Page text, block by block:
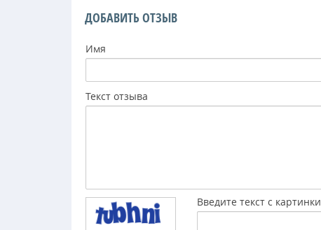
ДОБАВИТЬ ОТЗЫВ
Имя
Текст отзыва
Введите текст с картинки